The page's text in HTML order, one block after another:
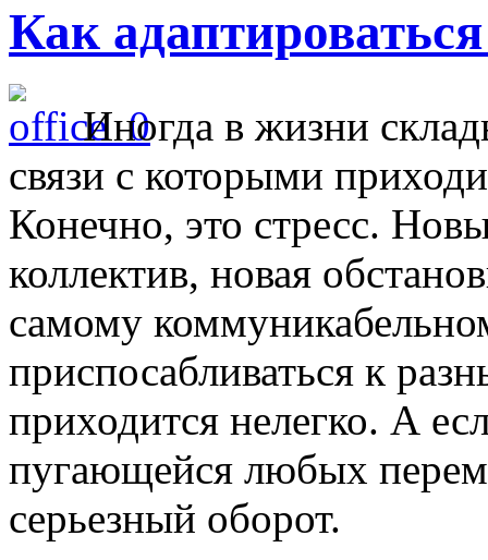
Как
Иногда в жизни
связи с которыми
Конечно, это стресс.
коллектив, новая
самому
приспосабливаться к
приходится нелегко. А
пугающейся любых
серьезный оборот.